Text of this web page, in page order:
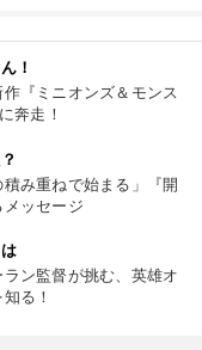
！
『ミニオンズ＆モンス
奔走！
積み重ねで始まる」『開
ッセージ
ン監督が挑む、英雄オ
る！